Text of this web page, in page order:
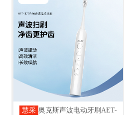
慧采 奥克斯声波电动牙刷AET-